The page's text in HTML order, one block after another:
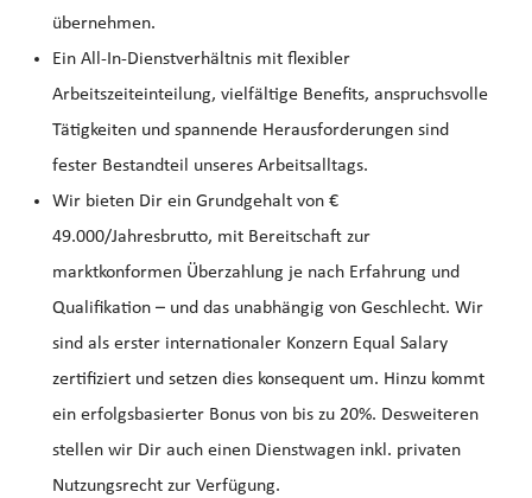
übernehmen.
Ein All-In-Dienstverhältnis mit flexibler
Arbeitszeiteinteilung, vielfältige Benefits, anspruchsvolle
Tätigkeiten und spannende Herausforderungen sind
fester Bestandteil unseres Arbeitsalltags.
Wir bieten Dir ein Grundgehalt von €
49.000/Jahresbrutto, mit Bereitschaft zur
marktkonformen Überzahlung je nach Erfahrung und
Qualifikation – und das unabhängig von Geschlecht. Wir
sind als erster internationaler Konzern Equal Salary
zertifiziert und setzen dies konsequent um. Hinzu kommt
ein erfolgsbasierter Bonus von bis zu 20%. Desweiteren
stellen wir Dir auch einen Dienstwagen inkl. privaten
Nutzungsrecht zur Verfügung.